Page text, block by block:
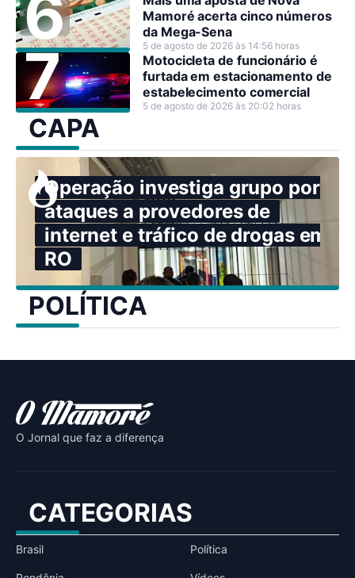
Mamoré acerta cinco números
da Mega-Sena
5 de agosto de 2026 às 14:56 horas
Motocicleta de funcionário é
furtada em estacionamento de
estabelecimento comercial
5 de agosto de 2026 às 20:02 horas
CAPA
Operação investiga grupo por
ataques a provedores de
internet e tráfico de drogas em
RO
POLÍTICA
O Jornal que faz a diferença
CATEGORIAS
Brasil Política